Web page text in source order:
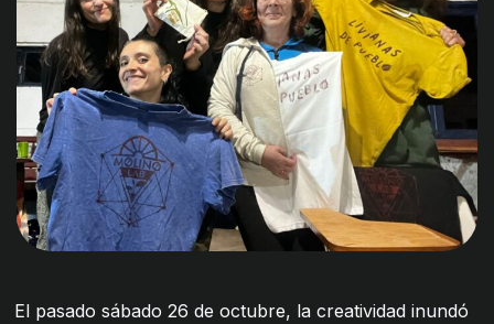
El pasado sábado 26 de octubre, la creatividad inundó